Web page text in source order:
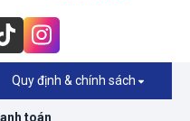
Quy định & chính sách
toán